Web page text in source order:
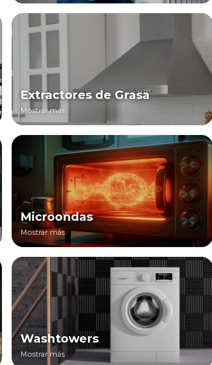
Extractores de Grasa
Mostrar más
Microondas
Mostrar más
Washtowers
Mostrar más